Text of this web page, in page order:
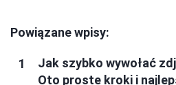
Powiązane wpisy:
Jak szybko wywołać
Oto proste kroki i